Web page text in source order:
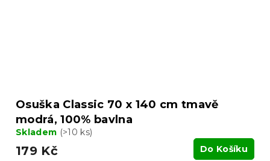
Osuška Classic 70 x 140 cm tmavě
modrá, 100% bavlna
Skladem (>10 ks)
179 Kč Do Košíku